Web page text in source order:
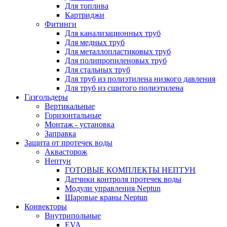
Для топлива
Картриджи
Фитинги
Для канализационных труб
Для медных труб
Для металлопластиковых труб
Для полипропиленовых труб
Для стальных труб
Для труб из полиэтилена низкого давления
Для труб из сшитого полиэтилена
Газгольдеры
Вертикальные
Горизонтальные
Монтаж - установка
Заправка
Защита от протечек воды
Аквасторож
Нептун
ГОТОВЫЕ КОМПЛЕКТЫ НЕПТУН
Датчики контроля протечек воды
Модули управления Neptun
Шаровые краны Neptun
Конвекторы
Внутрипольные
EVA